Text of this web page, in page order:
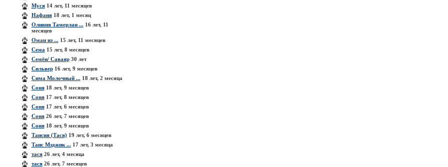
Муся14 лет, 11 месяцев
Нафаня18 лет, 1 месяц
Оливия Тамерлан ...16 лет, 11
месяцев
Оман из ...15 лет, 11 месяцев
Сема 15 лет, 8 месяцев
Семён/ Саваяр30 лет
Сильвер16 лет, 9 месяцев
Сима Молочный ...18 лет, 2 месяца
Соня18 лет, 9 месяцев
Соня17 лет, 8 месяцев
Соня17 лет, 6 месяцев
Соня26 лет, 7 месяцев
Соня18 лет, 9 месяцев
Таисия (Тася)19 лет, 6 месяцев
Таис Мэджик ...17 лет, 3 месяца
тася26 лет, 4 месяца
тася26 лет, 7 месяцев